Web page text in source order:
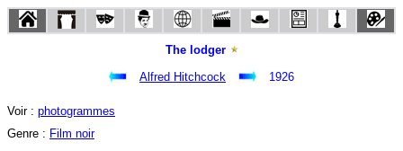
The lodger
Alfred Hitchcock
1926
Voir : photogrammes
Genre : Film noir